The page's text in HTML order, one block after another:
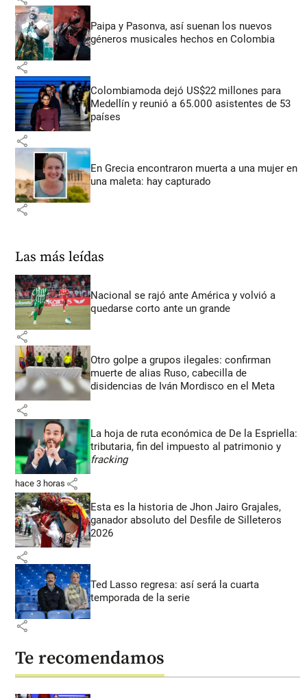
Paipa y Pasonva, así suenan los nuevos
géneros musicales hechos en Colombia
share
Colombiamoda dejó US$22 millones para
Medellín y reunió a 65.000 asistentes de 53
países
share
En Grecia encontraron muerta a una mujer en
una maleta: hay capturado
share
Las más leídas
Nacional se rajó ante América y volvió a
quedarse corto ante un grande
share
Otro golpe a grupos ilegales: confirman
muerte de alias Ruso, cabecilla de
disidencias de Iván Mordisco en el Meta
share
La hoja de ruta económica de De la Espriella:
tributaria, fin del impuesto al patrimonio y
fracking
hace 3 horas share
Esta es la historia de Jhon Jairo Grajales,
ganador absoluto del Desfile de Silleteros
2026
share
Ted Lasso regresa: así será la cuarta
temporada de la serie
share
Te recomendamos